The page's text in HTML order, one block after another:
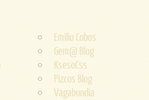
Emilio Cobos
Gem@ Blog
KsesoCss
Pizcos Blog
Vagabundia